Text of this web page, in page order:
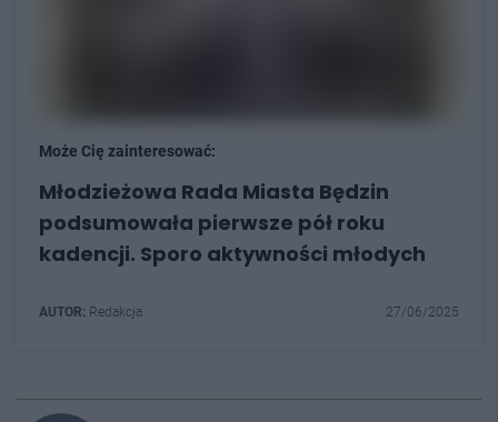
Może Cię zainteresować:
Młodzieżowa Rada Miasta Będzin
podsumowała pierwsze pół roku
kadencji. Sporo aktywności młodych
AUTOR: Redakcja 27/06/2025